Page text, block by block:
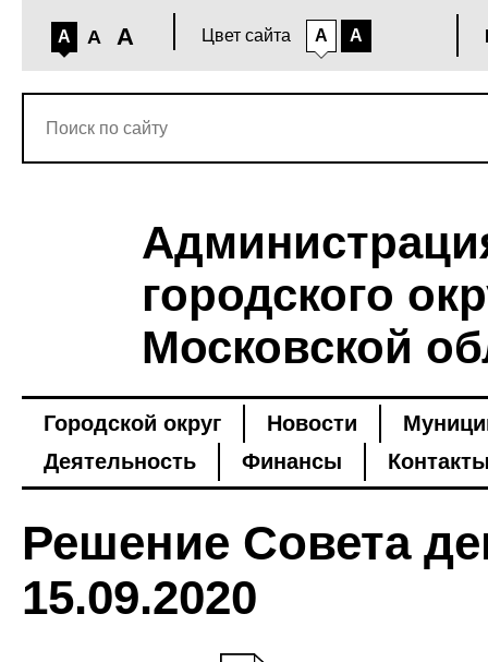
A A A Цвет сайта A A
городского
Московской
Городской округ Новости
Деятельность
Финансы
Решение Совета
15.09.2020